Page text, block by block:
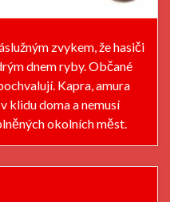
zvykem, že hasiči
dnem ryby. Občané
Kapra, amura
klidu doma a nemusí
okolních měst.